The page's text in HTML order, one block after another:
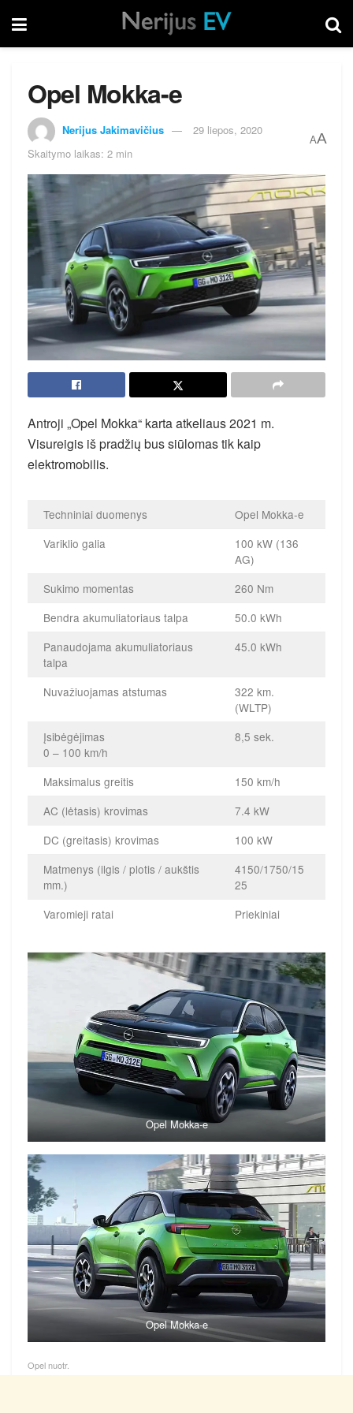
Opel Mokka-e
Nerijus Jakimavičius
29 liepos, 2020
Skaitymo laikas: 2 min
AA
Antroji „Opel Mokka“ karta atkeliaus 2021 m.
Visureigis iš pradžių bus siūlomas tik kaip
elektromobilis.
Techniniai duomenys
Opel Mokka-e
Variklio galia
100 kW (136
AG)
Sukimo momentas
260 Nm
Bendra akumuliatoriaus talpa
50.0 kWh
Panaudojama akumuliatoriaus
talpa
45.0 kWh
Nuvažiuojamas atstumas
322 km.
(WLTP)
Įsibėgėjimas
0 – 100 km/h
8,5 sek.
Maksimalus greitis
150 km/h
AC (lėtasis) krovimas
7.4 kW
DC (greitasis) krovimas
100 kW
Matmenys (ilgis / plotis / aukštis
mm.)
4150/1750/15
25
Varomieji ratai
Priekiniai
Opel Mokka-e
Opel Mokka-e
Opel nuotr.